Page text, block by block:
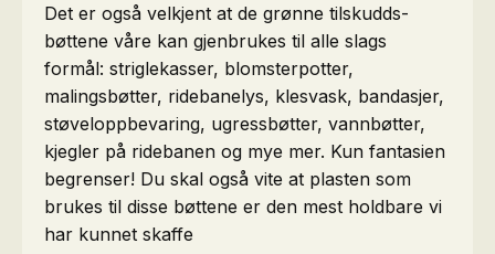
Det er også velkjent at de grønne tilskudds-
bøttene våre kan gjenbrukes til alle slags
formål: striglekasser, blomsterpotter,
malingsbøtter, ridebanelys, klesvask, bandasjer,
støveloppbevaring, ugressbøtter, vannbøtter,
kjegler på ridebanen og mye mer. Kun fantasien
begrenser! Du skal også vite at plasten som
brukes til disse bøttene er den mest holdbare vi
har kunnet skaffe